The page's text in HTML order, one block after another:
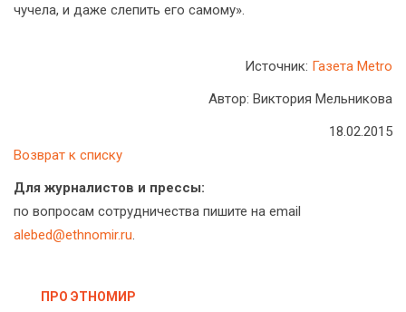
чучела, и даже слепить его самому».
Источник: Газета Metro
Автор: Виктория Мельникова
18.02.2015
Возврат к списку
Для журналистов и прессы:
по вопросам сотрудничества пишите на email
alebed@ethnomir.ru.
ПРО ЭТНОМИР